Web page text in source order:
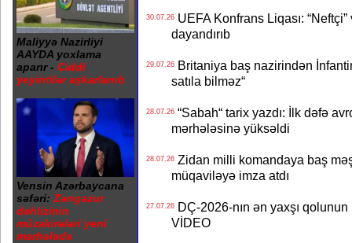
Maliyyə Nazirliyi
AAYDA yoxlama
aparır - Ciddi
yeyintilər aşkarlanıb
Vensin Azərbaycana
səfəri: Zəngəzur
dəhlizinin
müzakirələri yeni
mərhələdə
30.07.26UEFA Konfrans Liqası: “Neftçi”
dayandırıb
29.07.26Britaniya baş nazirindən
satıla bilməz“
28.07.26“Sabah“ tarix yazdı: İlk dəfə
mərhələsinə yüksəldi
28.07.26Zidan milli komandaya baş
müqaviləyə imza atdı
27.07.26DÇ-2026-nın ən yaxşı
VİDEO